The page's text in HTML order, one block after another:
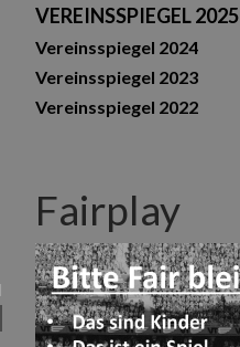
VEREINSSPIEGEL 2025
Vereinsspiegel 2024
Vereinsspiegel 2023
Vereinsspiegel 2022
Fairplay